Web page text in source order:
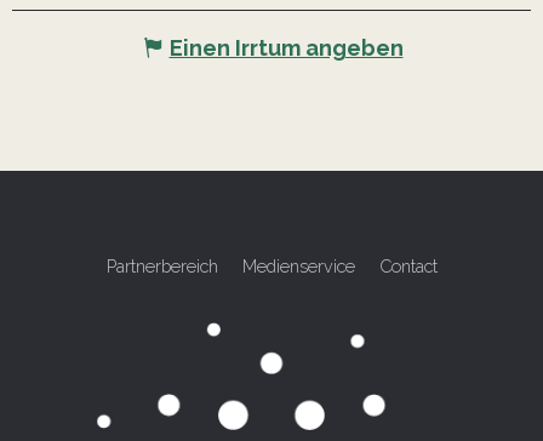
Einen Irrtum angeben
Partnerbereich Medienservice Contact